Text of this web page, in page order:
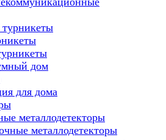
дом
для дома
металлодетекторы
металлодетекторы